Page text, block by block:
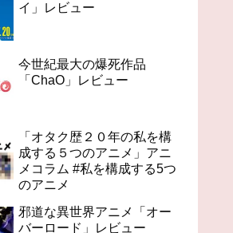
イ」レビュー
今世紀最大の爆死作品
「ChaO」レビュー
「オタク歴２０年の私を構
成する５つのアニメ」アニ
メコラム #私を構成する5つ
のアニメ
邪道な異世界アニメ「オー
バーロード」レビュー